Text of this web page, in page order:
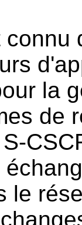
connu
la
de
le